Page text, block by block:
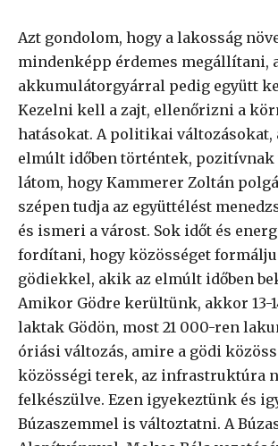
Azt gondolom, hogy a lakosság
mindenképp érdemes megállítani,
akkumulátorgyárral pedig együtt
Kezelni kell a zajt, ellenőrizni a
hatásokat. A politikai változásokat,
elmúlt időben történtek, pozitívnak
látom, hogy Kammerer Zoltán
szépen tudja az együttélést
és ismeri a várost. Sok időt és
fordítani, hogy közösséget
gödiekkel, akik az elmúlt időben
Amikor Gödre kerültünk, akkor 13-
laktak Gödön, most 21 000-ren
óriási változás, amire a gödi
közösségi terek, az infrastruktúra
felkészülve. Ezen igyekeztünk és
Búzaszemmel is változtatni. A